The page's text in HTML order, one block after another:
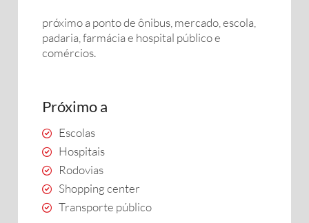
próximo a ponto de ônibus, mercado, escola,
padaria, farmácia e hospital público e
comércios.
Próximo a
Escolas
Hospitais
Rodovias
Shopping center
Transporte público